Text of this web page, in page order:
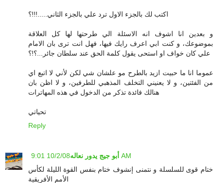
اكتب لك بالجزء الاول ترد علي بالجزء الثاني.....!!!؟
و بعدين انا اشوف انه الاسئلة الي طرحتها لها كل العلاقة
بموضوعك، و كنت ابي اعرف رايك فيها، فهل انت ترى بان الامام
علي كان خواف او استحى يقول كلمة الحق عند سلطان جائر...؟!؟
عموما انا ما حبيت ازيد بالطرح مو علشان شي لكن لأني لا اتبع اي
من الفئتين، و لا يعنيني التخلف المذهبي للطرفين، و لا اظن بان
هنالك فائدة تذكر من الدخول في هذه المهاترات
تحياتي
Reply
أبو جيج يدور نعاله 10/2/08 9:01 AM
ختام قوى للسلسلة و نتمنى إنشوف ختام بنفس القوة الليلة لكأس
الأمم الأفريقية